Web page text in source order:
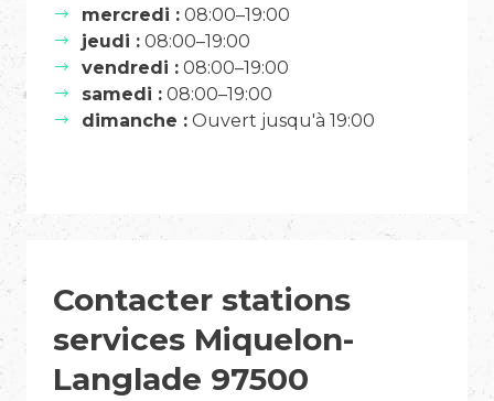
mercredi : 08:00–19:00
jeudi : 08:00–19:00
vendredi : 08:00–19:00
samedi : 08:00–19:00
dimanche : Ouvert jusqu'à 19:00
Contacter stations
services Miquelon-
Langlade 97500